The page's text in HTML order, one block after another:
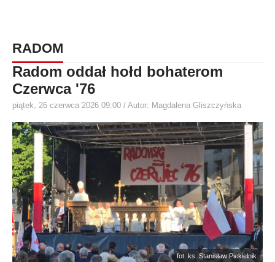
RADOM
Radom oddał hołd bohaterom
Czerwca '76
piątek, 26 czerwca 2026 09:00 / Autor: Magdalena Gliszczyńska
fot. ks. Stanisław Piekielnik